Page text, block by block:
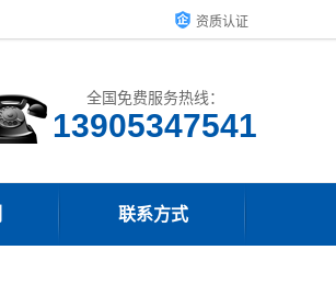
资质认证
全国免费服务热线：
13905347541
联系方式